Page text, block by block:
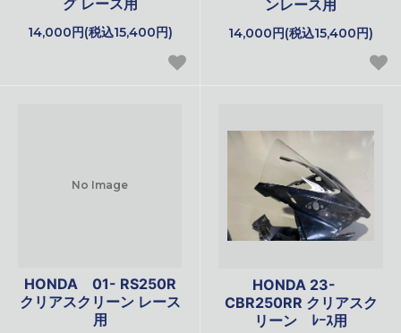
14,000円(税込15,400円)
ンレース用
14,000円(税込15,400円)
No Image
HONDA 01- RS250R
クリアスクリーン レース
用
HONDA 23-
CBR250RR クリアスク
リーン ﾚｰｽ用